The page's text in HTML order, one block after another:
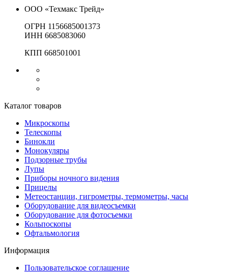
ООО «Техмакс Трейд»
ОГРН 1156685001373
ИНН 6685083060
КПП 668501001
Каталог товаров
Микроскопы
Телескопы
Бинокли
Монокуляры
Подзорные трубы
Лупы
Приборы ночного видения
Прицелы
Метеостанции, гигрометры, термометры, часы
Оборудование для видеосъемки
Оборудование для фотосъемки
Кольпоскопы
Офтальмология
Информация
Пользовательское соглашение